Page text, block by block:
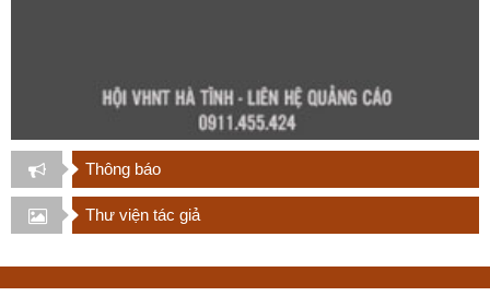
Thông báo
Thư viện tác giả